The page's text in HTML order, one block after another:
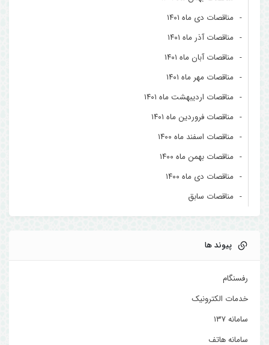
مناقصات دی ماه ۱۴۰۱
مناقصات آذر ماه ۱۴۰۱
مناقصات آبان ماه ۱۴۰۱
مناقصات مهر ماه ۱۴۰۱
مناقصات اردیبهشت ماه ۱۴۰۱
مناقصات فروردین ماه ۱۴۰۱
مناقصات اسفند ماه ۱۴۰۰
مناقصات بهمن ماه ۱۴۰۰
مناقصات دی ماه ۱۴۰۰
مناقصات سابق
پیوند ها
رفسنگام
خدمات الکترونیک
سامانه ۱۳۷
سامانه هاتف